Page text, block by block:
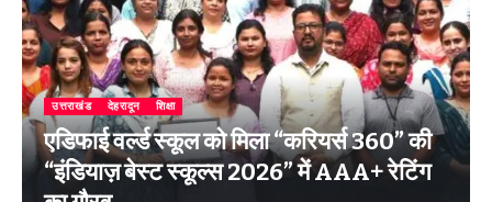
उत्तराखंड देहरादून शिक्षा
एडिफाई वर्ल्ड स्कूल को मिला “करियर्स 360” की
“इंडियाज़ बेस्ट स्कूल्स 2026” में AAA+ रेटिंग